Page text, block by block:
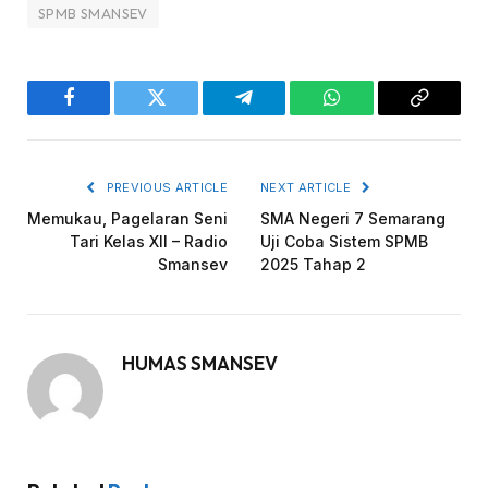
SPMB SMANSEV
Facebook Twitter Telegram WhatsAppCopy
PREVIOUS ARTICLE
Memukau, Pagelaran Seni
Tari Kelas XII – Radio
Smansev
NEXT ARTICLE
SMA Negeri 7 Semarang
Uji Coba Sistem SPMB
2025 Tahap 2
HUMAS SMANSEV